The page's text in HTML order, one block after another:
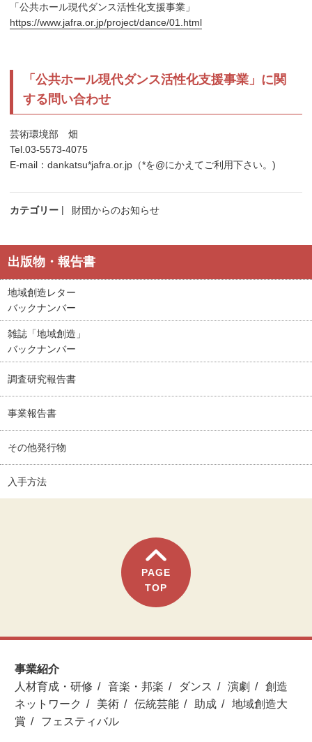
「公共ホール現代ダンス活性化支援事業」
https://www.jafra.or.jp/project/dance/01.html
「公共ホール現代ダンス活性化支援事業」に関
する問い合わせ
芸術環境部 畑
Tel.03-5573-4075
E-mail：dankatsu*jafra.or.jp（*を@にかえてご利用下さい。)
カテゴリー 財団からのお知らせ
出版物・報告書
地域創造レター
バックナンバー
雑誌「地域創造」
バックナンバー
調査研究報告書
事業報告書
その他発行物
入手方法
PAGE
TOP
事業紹介
人材育成・研修
音楽・邦楽 ダンス 演劇
創造
ネットワーク
美術 伝統芸能 助成
地域創造大
賞
フェスティバル